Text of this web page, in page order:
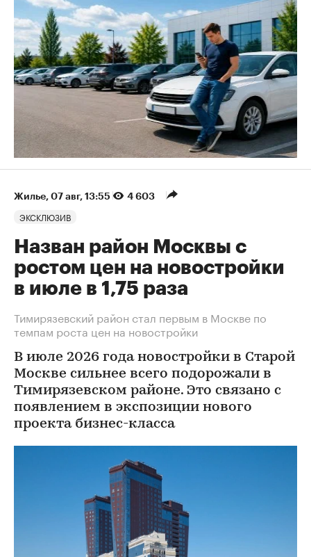
Жилье 07 авг, 13:55 4 603
ЭКСКЛЮЗИВ
Назван район Москвы с
ростом цен на новостройки
в июле в 1,75 раза
Тимирязевский район стал первым в Москве по
темпам роста цен на новостройки
В июле 2026 года новостройки в Старой
Москве сильнее всего подорожали в
Тимирязевском районе. Это связано с
появлением в экспозиции нового
проекта бизнес-класса